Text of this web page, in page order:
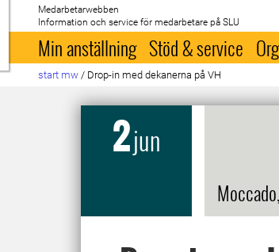
Till startsida
Medarbetarwebben
Information och service för medarbetare på SLU
Min anställning Stöd & service
start mw / Drop-in med dekanerna på VH
2jun